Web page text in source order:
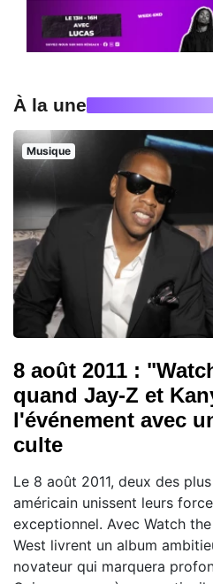
À la une
Musique
8 août 2011 :
quand Jay-Z et
l'événement avec
culte
Le 8 août 2011, deux des
américain unissent leurs
exceptionnel. Avec Watch
West livrent un album
novateur qui marquera